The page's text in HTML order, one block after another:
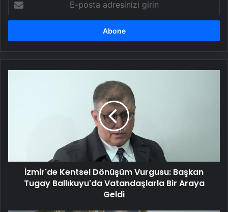
posta
adresinizi
Bir
Arayaİzmir'de Kentsel Dönüşüm Vurgusu: Başkan
Tugay Ballıkuyu'da Vatandaşlarla Bir Araya
Geldi